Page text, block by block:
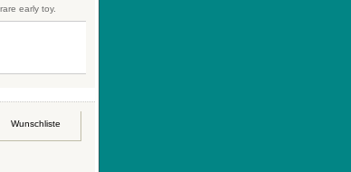
early toy.
Wunschliste